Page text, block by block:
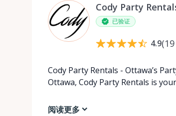
Cody Party
已验证
4.9(19
Cody Party Rentals - Ottawa’s
Ottawa, Cody Party Rentals is
阅读更多